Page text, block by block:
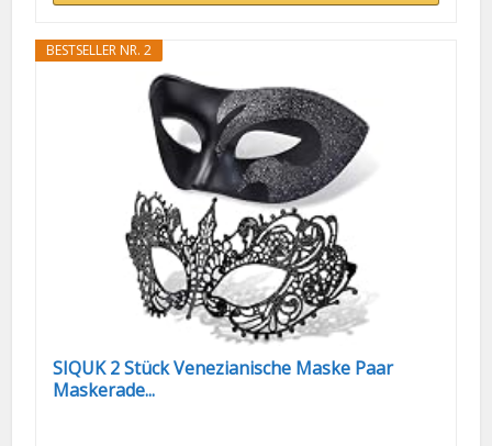
BESTSELLER NR. 2
SIQUK 2 Stück Venezianische Maske Paar
Maskerade...